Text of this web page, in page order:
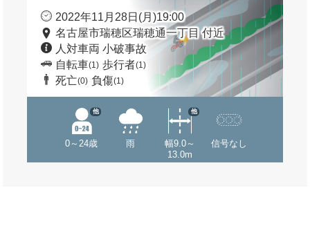
2022年11月28日(月)19:00
名古屋市瑞穂区瑞穂通一丁目 付近
人対車両 小破事故
自転車(1) 歩行者(1)
死亡(0) 負傷(1)
0～24歳
他
雨
幅9.0～
13.0m
他
信号なし